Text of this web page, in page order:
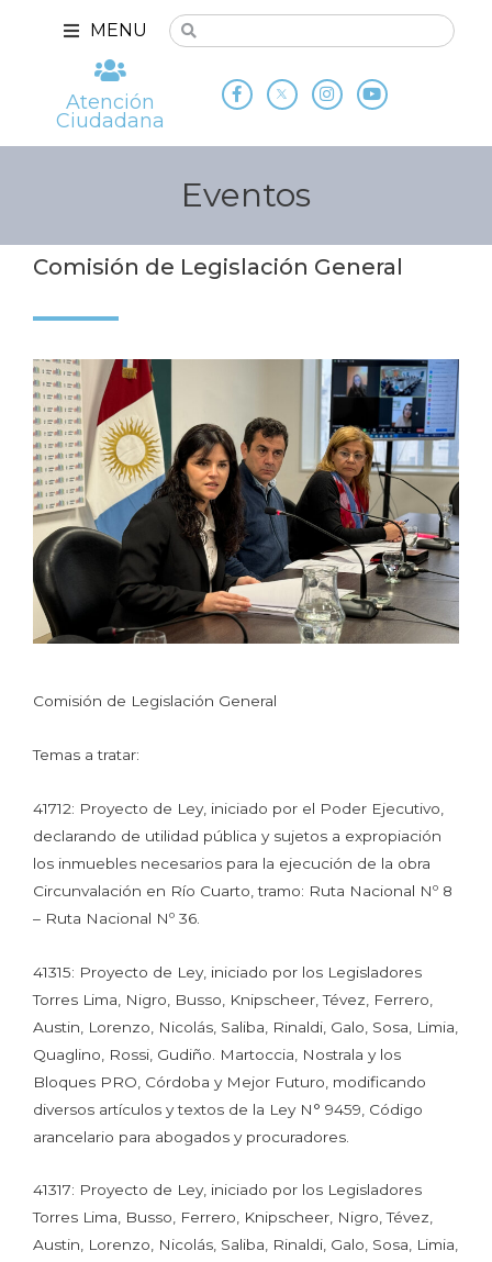
MENU
Atención
Ciudadana
Eventos
Comisión de Legislación General
Comisión de Legislación General
Temas a tratar:
41712: Proyecto de Ley, iniciado por el Poder Ejecutivo,
declarando de utilidad pública y sujetos a expropiación
los inmuebles necesarios para la ejecución de la obra
Circunvalación en Río Cuarto, tramo: Ruta Nacional Nº 8
– Ruta Nacional Nº 36.
41315: Proyecto de Ley, iniciado por los Legisladores
Torres Lima, Nigro, Busso, Knipscheer, Tévez, Ferrero,
Austin, Lorenzo, Nicolás, Saliba, Rinaldi, Galo, Sosa, Limia,
Quaglino, Rossi, Gudiño. Martoccia, Nostrala y los
Bloques PRO, Córdoba y Mejor Futuro, modificando
diversos artículos y textos de la Ley N° 9459, Código
arancelario para abogados y procuradores.
41317: Proyecto de Ley, iniciado por los Legisladores
Torres Lima, Busso, Ferrero, Knipscheer, Nigro, Tévez,
Austin, Lorenzo, Nicolás, Saliba, Rinaldi, Galo, Sosa, Limia,